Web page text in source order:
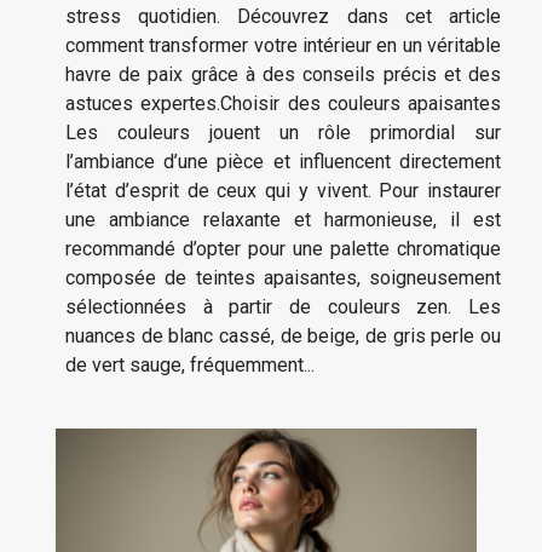
stress quotidien. Découvrez dans cet article
comment transformer votre intérieur en un véritable
havre de paix grâce à des conseils précis et des
astuces expertes.Choisir des couleurs apaisantes
Les couleurs jouent un rôle primordial sur
l’ambiance d’une pièce et influencent directement
l’état d’esprit de ceux qui y vivent. Pour instaurer
une ambiance relaxante et harmonieuse, il est
recommandé d’opter pour une palette chromatique
composée de teintes apaisantes, soigneusement
sélectionnées à partir de couleurs zen. Les
nuances de blanc cassé, de beige, de gris perle ou
de vert sauge, fréquemment...